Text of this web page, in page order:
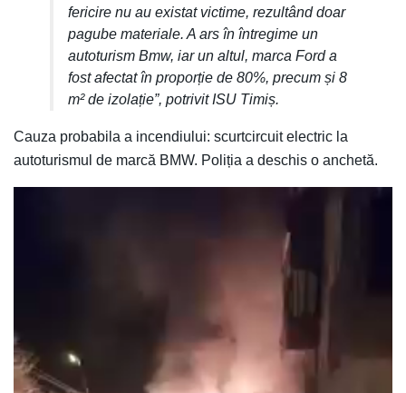
fericire nu au existat victime, rezultând doar
pagube materiale. A ars în întregime un
autoturism Bmw, iar un altul, marca Ford a
fost afectat în proporție de 80%, precum și 8
m² de izolație”, potrivit ISU Timiș.
Cauza probabila a incendiului: scurtcircuit electric la
autoturismul de marcă BMW. Poliția a deschis o anchetă.